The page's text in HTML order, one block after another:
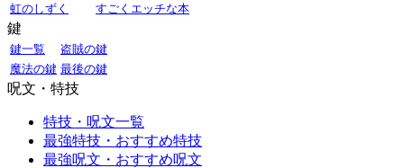
虹のしずく
すごくエッチな本
鍵
鍵一覧
盗賊の鍵
魔法の鍵 最後の鍵
呪文・特技
特技・呪文一覧
最強特技・おすすめ特技
最強呪文・おすすめ呪文